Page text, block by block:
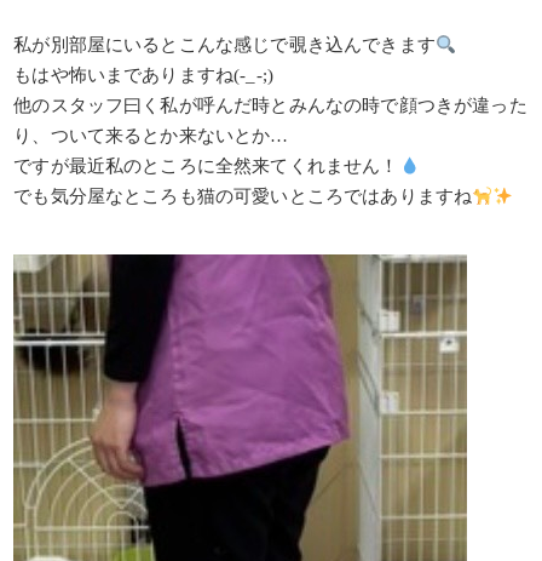
私が別部屋にいるとこんな感じで覗き込んできます
もはや怖いまでありますね(-_-;)
他のスタッフ曰く私が呼んだ時とみんなの時で顔つきが違った
り、ついて来るとか来ないとか…
ですが最近私のところに全然来てくれません！
でも気分屋なところも猫の可愛いところではありますね